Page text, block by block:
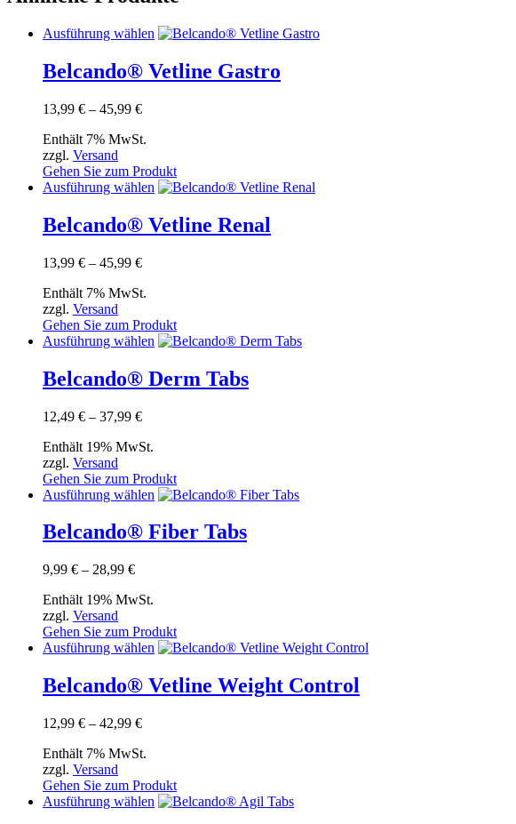
Ausführung wählen Dieses
weist
mehrere
auf
der
gewählt
werden
Belcando® Vetline Gastro
13,99 € – 45,99 €Preisspanne:
bis
Enthält 7% MwSt.
zzgl. Versand
Gehen Sie zum Produkt
Ausführung wählen Dieses
weist
mehrere
auf
der
gewählt
werden
Belcando® Vetline Renal
13,99 € – 45,99 €Preisspanne:
bis
Enthält 7% MwSt.
zzgl. Versand
Gehen Sie zum Produkt
Ausführung wählen Dieses
weist
mehrere
auf
der
gewählt
Belcando® Derm Tabs
12,49 € – 37,99 €Preisspanne:
bis
Enthält 19% MwSt.
zzgl. Versand
Gehen Sie zum Produkt
Ausführung wählen Dieses
weist
mehrere
auf
der
gewählt
Belcando® Fiber Tabs
9,99 € – 28,99 €Preisspanne:
bis
Enthält 19% MwSt.
zzgl. Versand
Gehen Sie zum Produkt
Ausführung wählen Dieses
weist
mehrere
auf
der
Belcando® Vetline Weight Control
12,99 € – 42,99 €Preisspanne:
bis
Enthält 7% MwSt.
zzgl. Versand
Gehen Sie zum Produkt
Ausführung wählen Dieses